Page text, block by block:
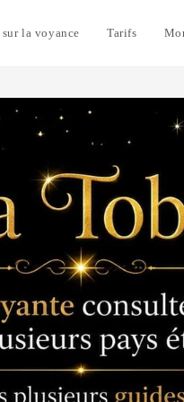
la voyance Tarifs